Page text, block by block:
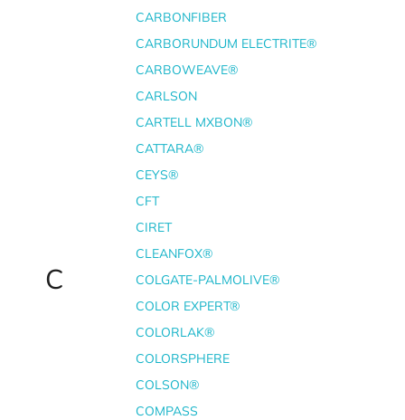
C
CARBONFIBER
CARBORUNDUM ELECTRITE®
CARBOWEAVE®
CARLSON
CARTELL MXBON®
CATTARA®
CEYS®
CFT
CIRET
CLEANFOX®
COLGATE-PALMOLIVE®
COLOR EXPERT®
COLORLAK®
COLORSPHERE
COLSON®
COMPASS